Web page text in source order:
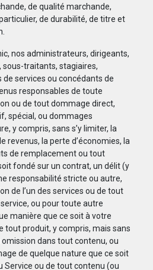
de qualité marchande,
de durabilité, de titre et
nos administrateurs, dirigeants,
sous-traitants, stagiaires,
services ou concédants de
responsables de toute
ou de tout dommage direct,
spécial, ou dommages
y compris, sans s’y limiter, la
revenus, la perte d’économies, la
de remplacement ou tout
fondé sur un contrat, un délit (y
responsabilité stricte ou autre,
de l’un des services ou de tout
ou pour toute autre
manière que ce soit à votre
tout produit, y compris, mais sans
dans tout contenu, ou
de quelque nature que ce soit
Service ou de tout contenu (ou